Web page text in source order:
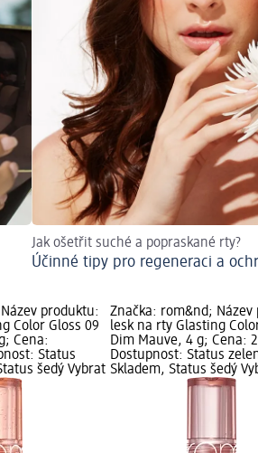
Jak ošetřit suché a popraskané rty?
Účinné tipy pro regeneraci a
produktu:
Color Gloss 09
Cena:
Status
šedý Vybrat
Značka: rom&nd; Název
lesk na rty Glasting
Dim Mauve, 4 g; Cena:
Dostupnost: Status
Skladem, Status šedý